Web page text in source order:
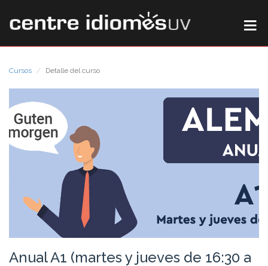
Cursos Detalle del curso
Anual A1 (martes y jueves de 16:30 a